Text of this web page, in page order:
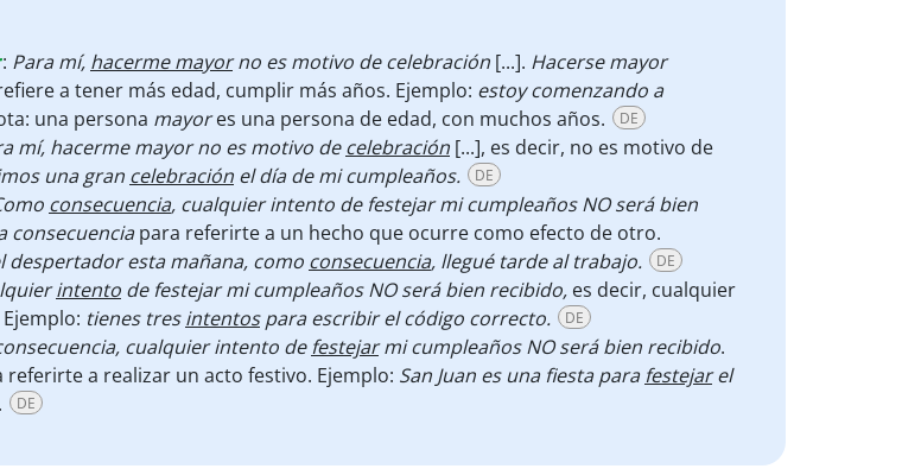
: Para mí, hacerme mayorno es motivo de celebración [...]. Hacerse mayor
a tener más edad, cumplir más años. Ejemplo: estoy comenzando a
una persona mayores una persona de edad, con muchos años. DE
mí, hacerme mayor no es motivo decelebración [...], es decir, no es motivo de
una gran celebración el día de mi cumpleaños. DE
consecuencia, cualquier intento de festejar mi cumpleaños NO será bien
consecuenciapara referirte a un hecho que ocurre como efecto de otro.
despertador esta mañana, como consecuencia, llegué tarde al trabajo. DE
intento de festejar mi cumpleaños NO será bien recibido, es decir, cualquier
tienes tresintentospara escribir el código correcto. DE
cualquier intento defestejarmi cumpleaños NO será bien recibido.
referirte a realizar un acto festivo. Ejemplo: San Juan es una fiesta parafestejarel
. DE